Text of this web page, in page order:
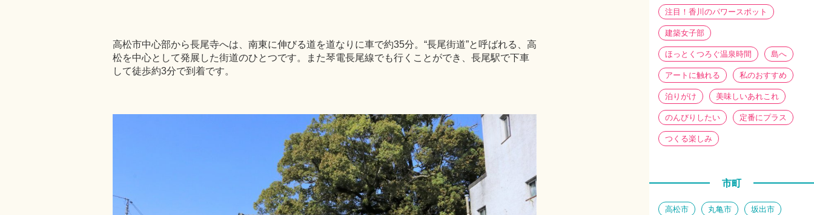
高松市中心部から長尾寺へは、南東に伸びる道を道なりに車で約35分。“長尾街道”と呼ばれる、高
松を中心として発展した街道のひとつです。また琴電長尾線でも行くことができ、長尾駅で下車
して徒歩約3分で到着です。
注目！香川のパワースポット
建築女子部
ほっとくつろぐ温泉時間 島へ
アートに触れる 私のおすすめ
泊りがけ 美味しいあれこれ
のんびりしたい 定番にプラス
つくる楽しみ
市町
高松市 丸亀市 坂出市